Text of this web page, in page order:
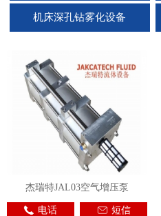
机床深孔钻雾化设备
杰瑞特JAL03空气增压泵
电话 短信